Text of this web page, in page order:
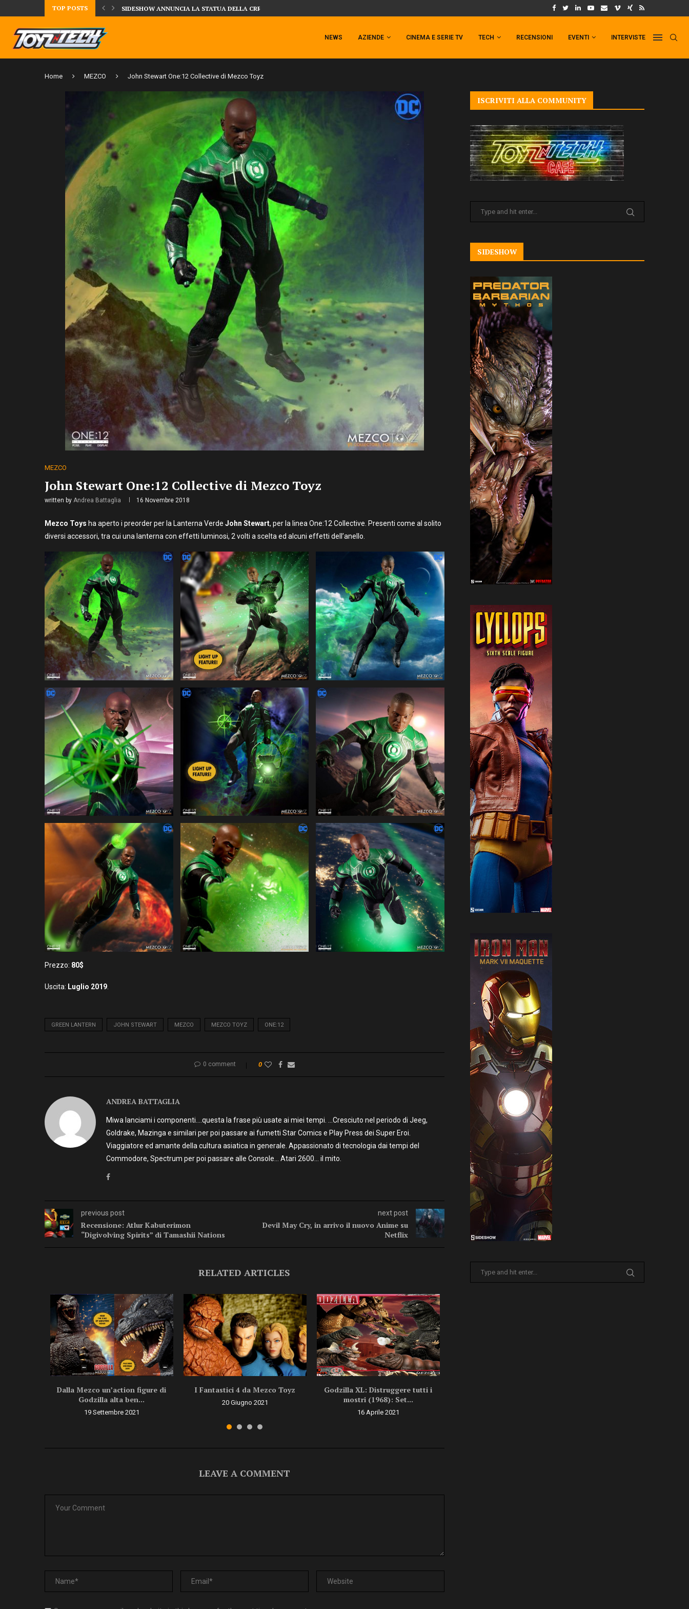
TOP POSTS
DELLA CRRATURA DELLA LAGUNA...DAL MONDO DEGLI X-MEN ARRIVA TEMPESTA TARGATA SIDESHOW! IL TRAILER DI FIST OF THE NORTH STAR!
NEWS AZIENDE CINEMA E SERIE TV TECH RECENSIONI EVENTI INTERVISTE
Home MEZCO John Stewart One:12 Collective di Mezco Toyz
MEZCO
John Stewart One:12 Collective di Mezco Toyz
written by Andrea Battaglia 16 Novembre 2018
Mezco Toys ha aperto i preorder per la Lanterna Verde John Stewart, per la linea One:12 Collective. Presenti come al solito
diversi accessori, tra cui una lanterna con effetti luminosi, 2 volti a scelta ed alcuni effetti dell’anello.
Prezzo: 80$
Uscita: Luglio 2019
GREEN LANTERN JOHN STEWART MEZCO MEZCO TOYZ ONE:12
0 comment 0
ANDREA BATTAGLIA
Miwa lanciami i componenti….questa la frase più usate ai miei tempi. …Cresciuto nel periodo di Jeeg,
Goldrake, Mazinga e similari per poi passare ai fumetti Star Comics e Play Press dei Super Eroi.
Viaggiatore ed amante della cultura asiatica in generale. Appassionato di tecnologia dai tempi del
Commodore, Spectrum per poi passare alle Console… Atari 2600… il mito.
previous post
Recensione: Atlur Kabuterimon
“Digivolving Spirits” di Tamashii Nations
next post
Devil May Cry, in arrivo il nuovo Anime su
Netflix
RELATED ARTICLES
Dalla Mezco un’action figure di
Godzilla alta ben...
19 Settembre 2021
I Fantastici 4 da Mezco Toyz
20 Giugno 2021
Godzilla XL: Distruggere tutti i
mostri (1968): Set...
16 Aprile 2021
LEAVE A COMMENT
ISCRIVITI ALLA COMMUNITY
SIDESHOW